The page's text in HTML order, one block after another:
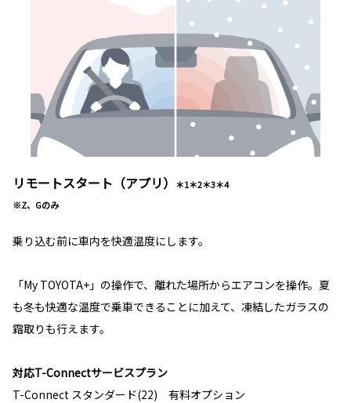
リモートスタート（アプリ）
＊1＊2＊3＊4
※Z、Gのみ
乗り込む前に車内を快適温度にします。
「My TOYOTA+」の操作で、離れた場所からエアコンを操作。夏
も冬も快適な温度で乗車できることに加えて、凍結したガラスの
霜取りも行えます。
対応T-Connectサービスプラン
T-Connect スタンダード(22) 有料オプション